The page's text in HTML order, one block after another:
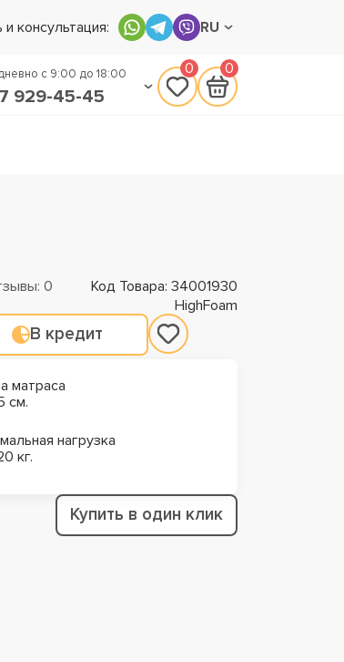
консультация: RU
с 9:00 до 18:00
929-45-45
0 0
0 Код Товара: 34001930
HighFoam
В кредит
матраса
см.
нагрузка
кг.
Купить в один клик